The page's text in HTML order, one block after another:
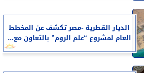
الديار القطرية -مصر تكشف عن المخطط
العام لمشروع “علم الروم” بالتعاون مع...